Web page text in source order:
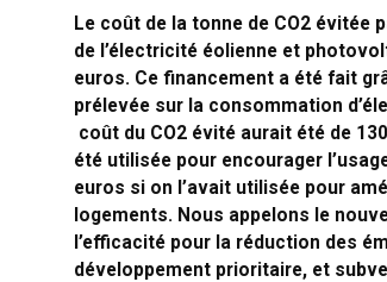
Le coût de la tonne de CO2 évitée
de l’électricité éolienne et
euros. Ce financement a été fait
prélevée sur la consommation
coût du CO2 évité aurait été de
été utilisée pour encourager
euros si on l’avait utilisée pour
logements. Nous appelons le
l’efficacité pour la réduction des
développement prioritaire, et